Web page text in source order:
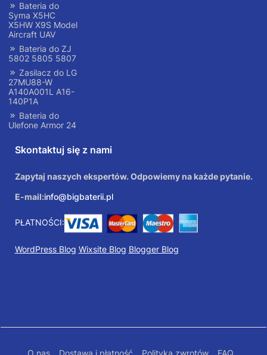
Bateria do
Syma X5HC
X5HW X9S Model
Aircraft UAV
Bateria do ZJ
5802 5805 5807
Zasilacz do LG
27MU88-W
A140A001L A16-
140P1A
Bateria do
Ulefone Armor 24
Skontaktuj się z nami
Zapytaj naszych ekspertów. Odpowiemy na każde pytanie.
E-mail:info@bigbaterii.pl
PŁATNOŚCI:
WordPress Blog Wixsite Blog Blogger Blog